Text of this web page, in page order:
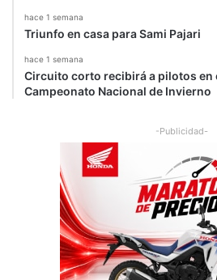
hace 1 semana
Triunfo en casa para Sami Pajari
hace 1 semana
Circuito corto recibirá a pilotos en
Campeonato Nacional de Invierno
-Publicidad-